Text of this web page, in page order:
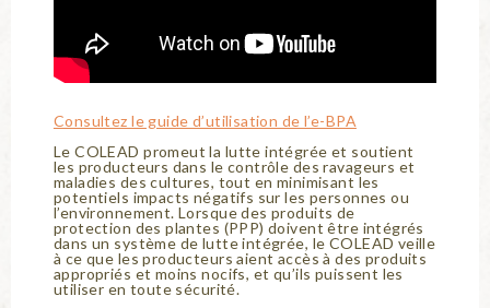
Consultez le guide d’utilisation de l’e-BPA
Le COLEAD promeut la lutte intégrée et soutient
les producteurs dans le contrôle des ravageurs et
maladies des cultures, tout en minimisant les
potentiels impacts négatifs sur les personnes ou
l’environnement. Lorsque des produits de
protection des plantes (PPP) doivent être intégrés
dans un système de lutte intégrée, le COLEAD veille
à ce que les producteurs aient accès à des produits
appropriés et moins nocifs, et qu’ils puissent les
utiliser en toute sécurité.